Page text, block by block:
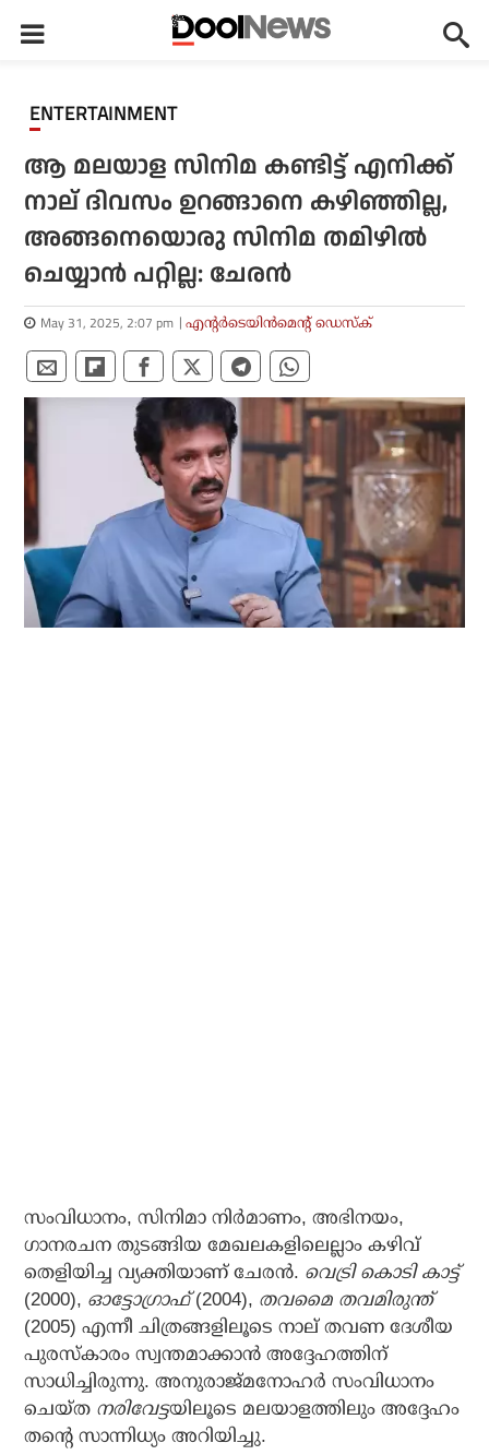
ENTERTAINMENT
ആ മലയാള സിനിമ കണ്ടിട്ട് എനിക്ക്
നാല് ദിവസം ഉറങ്ങാനെ കഴിഞ്ഞില്ല,
അങ്ങനെയൊരു സിനിമ തമിഴില്‍
ചെയ്യാന്‍ പറ്റില്ല: ചേരന്‍
May 31, 2025, 2:07 pm എന്റര്‍ടെയിന്‍മെന്റ് ഡെസ്‌ക്
സംവിധാനം, സിനിമാ നിര്‍മാണം, അഭിനയം,
ഗാനരചന തുടങ്ങിയ മേഖലകളിലെല്ലാം കഴിവ്
തെളിയിച്ച വ്യക്തിയാണ് ചേരന്‍. വെട്രി കൊടി കാട്ട്
(2000), ഓട്ടോഗ്രാഫ്(2004), തവമൈ തവമിരുന്ത്
(2005) എന്നീ ചിത്രങ്ങളിലൂടെ നാല് തവണ ദേശീയ
പുരസ്‌കാരം സ്വന്തമാക്കാന്‍ അദ്ദേഹത്തിന്
സാധിച്ചിരുന്നു. അനുരാജ്മനോഹര്‍ സംവിധാനം
ചെയ്ത നരിവേട്ടയിലൂടെ മലയാളത്തിലും അദ്ദേഹം
തന്റെ സാന്നിധ്യം അറിയിച്ചു.